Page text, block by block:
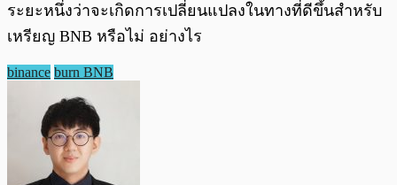
ระยะหนึ่งว่าจะเกิดการเปลี่ยนแปลงในทางที่ดีขึ้นสำหรับ
เหรียญ BNB หรือไม่ อย่างไร
binance burn BNB